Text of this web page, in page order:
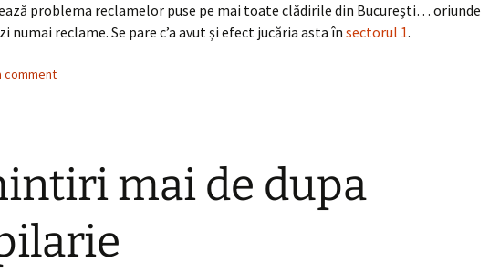
problema reclamelor puse pe mai toate clădirile din București… oriunde
numai reclame. Se pare c’a avut și efect jucăria asta în sectorul 1.
comment
mai de dupa